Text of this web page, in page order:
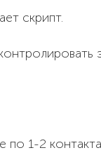
скрипт.
по 1-2